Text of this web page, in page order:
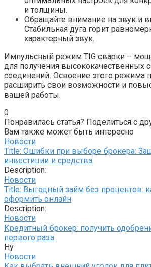
и толщины.
Обращайте внимание на звук и
Стабильная дуга горит
характерный звук.
Импульсный режим TIG сварки –
для получения высококачественных
соединений. Освоение этого режима
расширить свои возможности и
вашей работы.
0
Понравилась статья? Поделиться с
Вам также может быть интересно
Новости
Title: Ошибки при выборе брокера:
инвестиции и средства
Description:
Новости
Title: Выгодный займ без процентов:
оформить онлайн
Description:
Новости
Кредитный брокер: получить
первого раза
Ну
Новости